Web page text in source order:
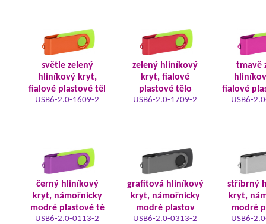
světle zelený
hliníkový kryt,
fialové plastové těl
USB6-2.0-1609-2
zelený hliníkový
kryt, fialové
plastové tělo
USB6-2.0-1709-2
tmavě
fialové
USB6-
černý hliníkový
kryt, námořnicky
modré plastové tě
USB6-2.0-0113-2
grafitová hliníkový
kryt, námořnicky
modré plastov
USB6-2.0-0313-2
stříbrný
kryt,
modré
USB6-